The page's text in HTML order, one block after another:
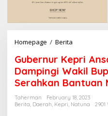
Homepage / Berita
b
e
r
n
u
r
Gubernur Kepri
Dampingi Wakil
Serahkan Bantuan
Taherman
February 18, 2023
Berita, Daerah, Kepri, Natuna 2901